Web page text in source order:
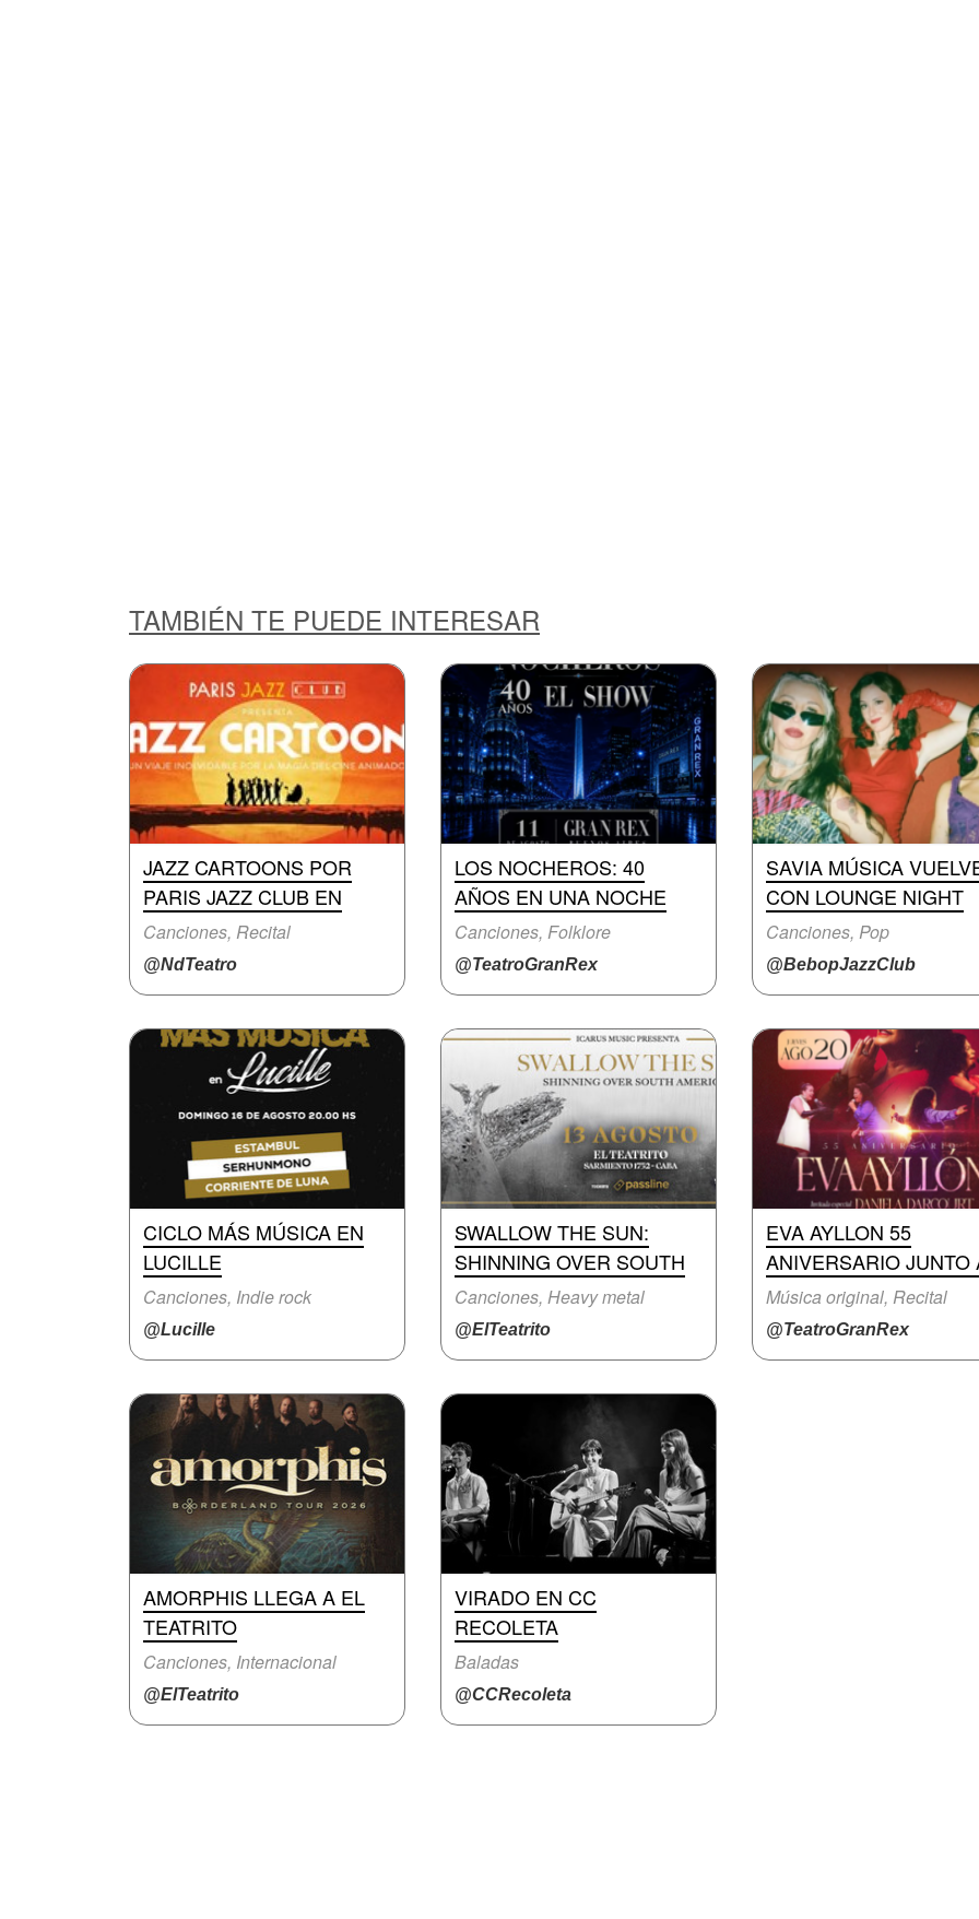
TAMBIÉN TE PUEDE INTERESAR
JAZZ CARTOONS POR
PARIS JAZZ CLUB EN
Canciones, Recital
@NdTeatro
LOS NOCHEROS: 40
AÑOS EN UNA NOCHE
Canciones, Folklore
@TeatroGranRex
SAVIA MÚSICA
CON LOUNGE NIGHT
Canciones, Pop
@BebopJazzClub
CICLO MÁS MÚSICA EN
LUCILLE
Canciones, Indie rock
@Lucille
SWALLOW THE SUN:
SHINNING OVER SOUTH
Canciones, Heavy metal
@ElTeatrito
EVA AYLLON 55
ANIVERSARIO JUNTO
Música original, Recital
@TeatroGranRex
AMORPHIS LLEGA A EL
TEATRITO
Canciones, Internacional
@ElTeatrito
VIRADO EN CC
RECOLETA
Baladas
@CCRecoleta